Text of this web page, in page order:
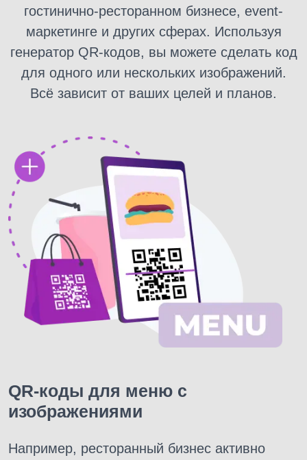
гостинично-ресторанном бизнесе, event-
маркетинге и других сферах. Используя
генератор QR-кодов, вы можете сделать код
для одного или нескольких изображений.
Всё зависит от ваших целей и планов.
QR-коды для меню с
изображениями
Например, ресторанный бизнес активно